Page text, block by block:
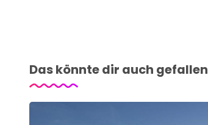
Das könnte dir auch gefallen